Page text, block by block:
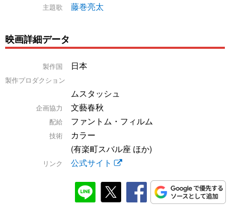
主題歌 藤巻亮太
映画詳細データ
製作国 日本
製作プロダクション
ムスタッシュ
企画協力 文藝春秋
配給 ファントム・フィルム
技術
カラー
(有楽町スバル座 ほか)
リンク 公式サイト